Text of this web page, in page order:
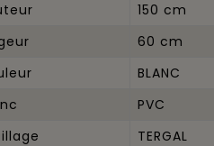
150 cm
60 cm
BLANC
PVC
TERGAL